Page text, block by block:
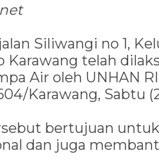
Siliwangi no 1,
Karawang telah
Air oleh UNHAN
Karawang, Sabtu
bertujuan
dan juga